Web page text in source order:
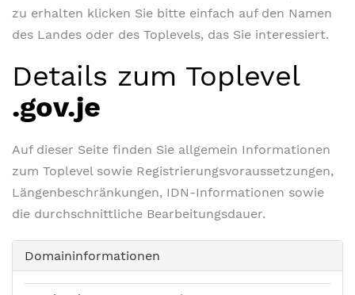
zu erhalten klicken Sie bitte einfach auf den Namen
des Landes oder des Toplevels, das Sie interessiert.
Details zum Toplevel
.gov.je
Auf dieser Seite finden Sie allgemein Informationen
zum Toplevel sowie Registrierungsvoraussetzungen,
Längenbeschränkungen, IDN-Informationen sowie
die durchschnittliche Bearbeitungsdauer.
Domaininformationen